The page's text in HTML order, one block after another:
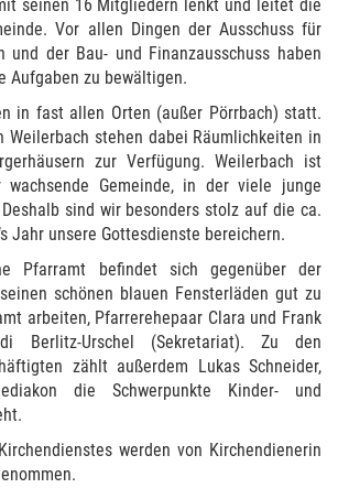
seinen 16 Mitgliedern lenkt und leitet die
Vor allen Dingen der Ausschuss für
und der Bau- und Finanzausschuss haben
Aufgaben zu bewältigen.
in fast allen Orten (außer Pörrbach) statt.
Weilerbach stehen dabei Räumlichkeiten in
zur Verfügung. Weilerbach ist
Gemeinde, in der viele junge
sind wir besonders stolz auf die ca.
Jahr unsere Gottesdienste bereichern.
Pfarramt befindet sich gegenüber der
schönen blauen Fensterläden gut zu
arbeiten, Pfarrerehepaar Clara und Frank
Berlitz-Urschel (Sekretariat). Zu den
zählt außerdem Lukas Schneider,
die Schwerpunkte Kinder- und
werden von Kirchendienerin